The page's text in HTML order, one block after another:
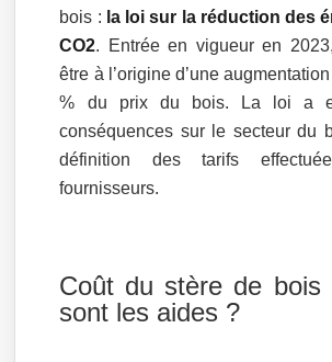
bois : la loi sur la réduction des
CO2. Entrée en vigueur en
être à l’origine d’une
% du prix du bois. La loi a
conséquences sur le secteur du
définition des tarifs
fournisseurs.
Coût du stère de bois
sont les aides ?